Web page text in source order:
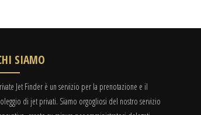
SIAMO
Jet Finder è un servizio per la prenotazione e il
di jet privati. Siamo orgogliosi del nostro servizio